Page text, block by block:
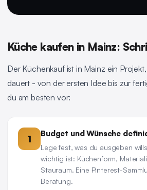
Küche kaufen in Mainz:
Der Küchenkauf ist in Mainz ein
dauert - von der ersten Idee bis zur
du am besten vor:
1 Budget und Wünsche
Lege fest, was du ausgeben
wichtig ist: Küchenform,
Stauraum. Eine Pinterest-
Beratung.